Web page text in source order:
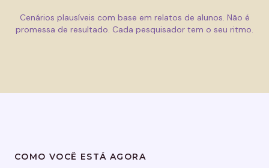
Cenários plausíveis com base em relatos de alunos. Não é
promessa de resultado. Cada pesquisador tem o seu ritmo.
COMO VOCÊ ESTÁ AGORA